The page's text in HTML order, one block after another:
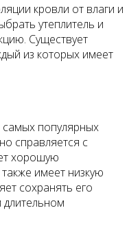
кровли от влаги и
утеплитель и
Существует
из которых имеет
самых популярных
справляется с
хорошую
имеет низкую
сохранять его